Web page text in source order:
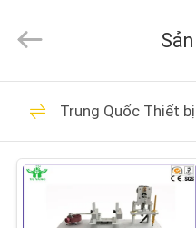
TRANG
CHỦ
CÁC
2026
DONGGUAN
CO.,
Thiết bị
năng cháy
Trung Quốc Thiết